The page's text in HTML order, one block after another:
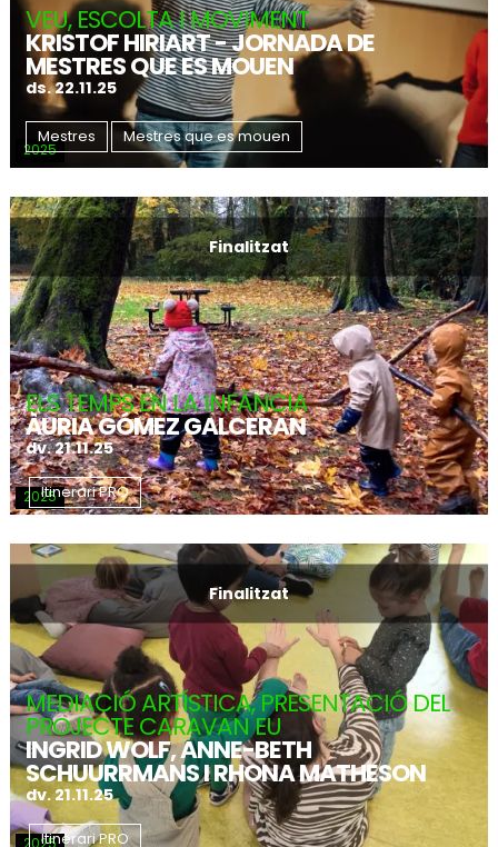
2025
VEU, ESCOLTA I MOVIMENT
KRISTOF HIRIART - JORNADA DE
MESTRES QUE ES MOUEN
ds. 22.11.25
Mestres Mestres que es mouen
Finalitzat
2025
ELS TEMPS EN LA INFÀNCIA
ÀURIA GÓMEZ GALCERAN
dv. 21.11.25
Itinerari PRO
Finalitzat
MEDIACIÓ ARTÍSTICA, PRESENTACIÓ DEL
PROJECTE CARAVAN EU
INGRID WOLF, ANNE-BETH
SCHUURRMANS I RHONA MATHESON
dv. 21.11.25
Itinerari PRO